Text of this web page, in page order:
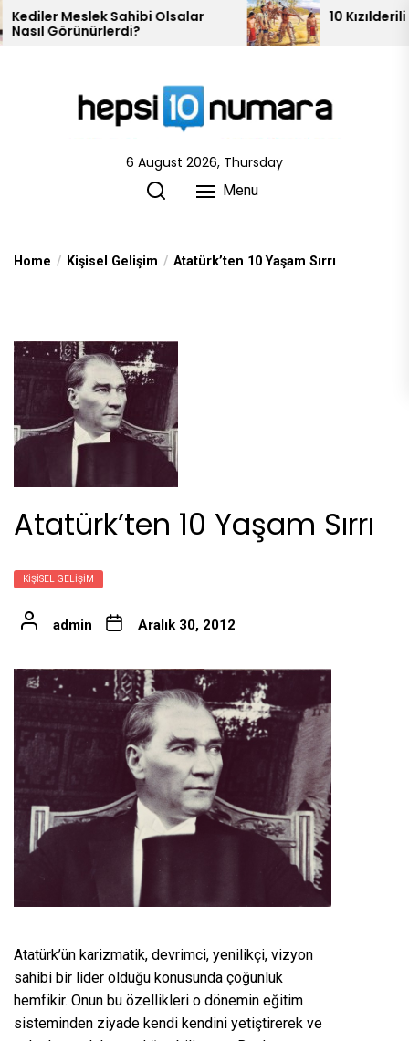
Skip
to
10 Kızılderili Kabilesi
6 August 2026, Thursday
Menu
Home Kişisel Gelişim Atatürk’ten 10 Yaşam Sırrı
Atatürk’ten 10 Yaşam Sırrı
KIŞISEL GELIŞIM
admin Aralık 30, 2012
Atatürk’ün karizmatik, devrimci, yenilikçi, vizyon
sahibi bir lider olduğu konusunda çoğunluk
hemfikir. Onun bu özellikleri o dönemin eğitim
sisteminden ziyade kendi kendini yetiştirerek ve